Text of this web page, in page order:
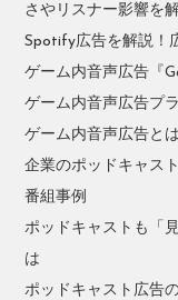
さやリスナー影響を
Spotify広告を解説！
ゲーム内音声広告『
ゲーム内音声広告プ
ゲーム内音声広告と
企業のポッドキャス
番組事例
ポッドキャストも「
は
ポッドキャスト広告